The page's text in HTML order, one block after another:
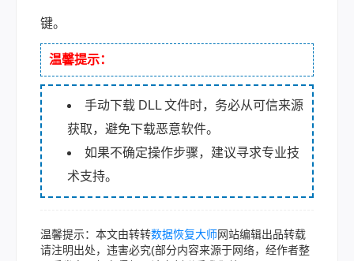
键。
温馨提示：
手动下载 DLL 文件时，务必从可信来源
获取，避免下载恶意软件。
如果不确定操作步骤，建议寻求专业技
术支持。
温馨提示：本文由转转数据恢复大师网站编辑出品转载
请注明出处，违害必究(部分内容来源于网络，经作者整